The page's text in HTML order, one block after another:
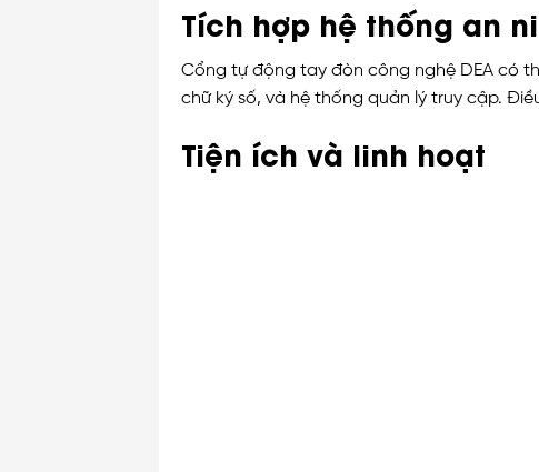
Tích hợp hệ thống an
Cổng tự động tay đòn công nghệ DEA có
chữ ký số, và hệ thống quản lý truy cập.
Tiện ích và linh hoạt